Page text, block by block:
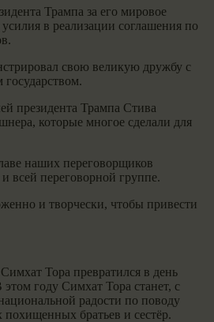
Трампа за его мировое
в реализации соглашения по
свою великую дружбу с
президента Трампа Стива
которые многое сделали для
наших переговорщиков
всей переговорной группе.
и творчески, чтобы привести
Тора превратился в день
году Симхат Тора станет, с
радости по поводу
братьев и сестёр.